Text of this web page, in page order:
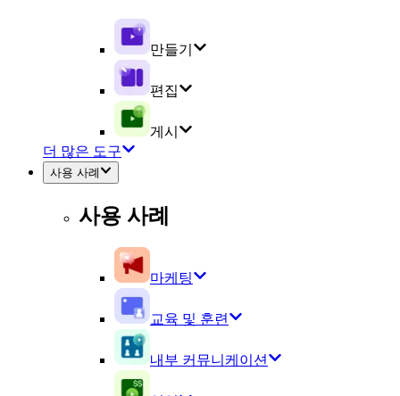
만들기
편집
게시
더 많은 도구
사용 사례
사용 사례
마케팅
교육 및 훈련
내부 커뮤니케이션